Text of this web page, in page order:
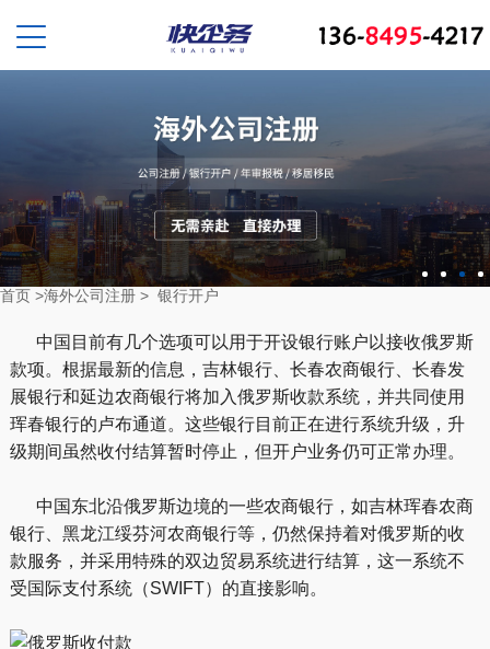
首页 >海外公司注册 > 银行开户
中国目前有几个选项可以用于开设银行账户以接收俄罗斯
款项。根据最新的信息，吉林银行、长春农商银行、长春发
展银行和延边农商银行将加入俄罗斯收款系统，并共同使用
珲春银行的卢布通道。这些银行目前正在进行系统升级，升
级期间虽然收付结算暂时停止，但开户业务仍可正常办理。
中国东北沿俄罗斯边境的一些农商银行，如吉林珲春农商
银行、黑龙江绥芬河农商银行等，仍然保持着对俄罗斯的收
款服务，并采用特殊的双边贸易系统进行结算，这一系统不
受国际支付系统（SWIFT）的直接影响。